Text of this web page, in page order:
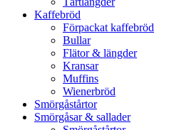
Kaffebröd
Förpackat kaffebröd
Bullar
Flätor & längder
Kransar
Muffins
Wienerbröd
Smörgåstårtor
Smörgåsar & sallader